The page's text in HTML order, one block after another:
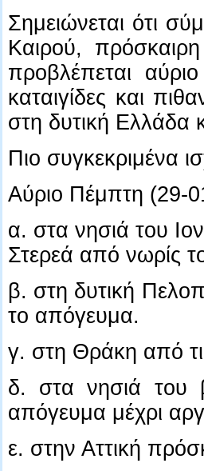
Σημειώνεται ότι
Καιρού,
προβλέπεται
καταιγίδες και
στη δυτική Ελλάδα
Πιο συγκεκριμένα
Αύριο Πέμπτη (29-
α. στα νησιά του
Στερεά από νωρίς
β. στη δυτική
το απόγευμα.
γ. στη Θράκη από
δ. στα νησιά του
απόγευμα μέχρι
ε. στην Αττική